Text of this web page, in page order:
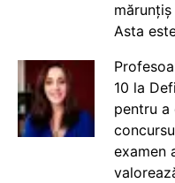
mărunțiș
Asta
10 la
pentru a
examen